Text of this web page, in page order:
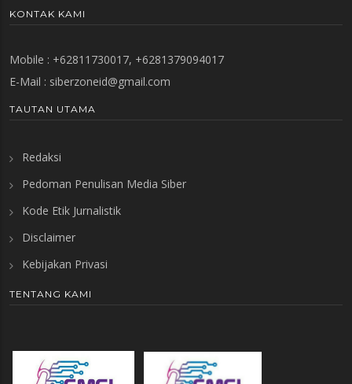
KONTAK KAMI
Mobile : +62811730017, +6281379094017
E-Mail : siberzoneid@gmail.com
TAUTAN UTAMA
Redaksi
Pedoman Penulisan Media Siber
Kode Etik Jurnalistik
Disclaimer
Kebijakan Privasi
TENTANG KAMI